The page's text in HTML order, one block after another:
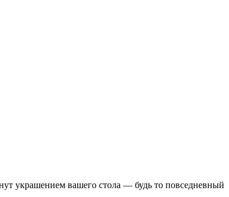
украшением вашего стола — будь то повседневный